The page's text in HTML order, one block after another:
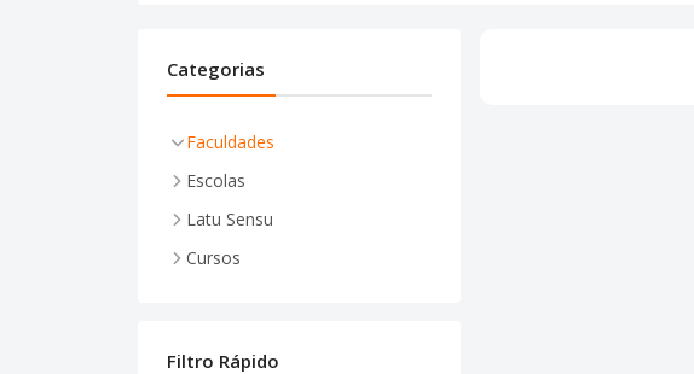
Categorias
Faculdades
Escolas
Bolsas
Latu Sensu
Cursos
Filtro Rápido